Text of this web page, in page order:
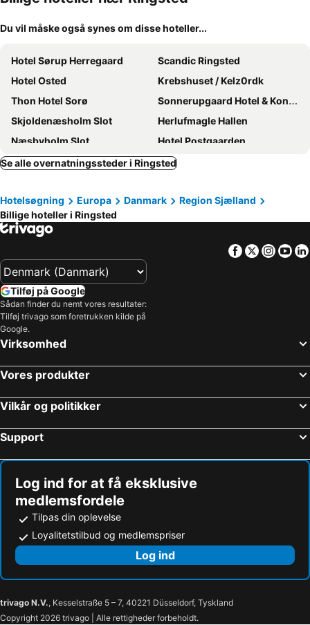
Du vil måske også synes om disse hoteller...
Hotel Sørup Herregaard
Scandic Ringsted
Hotel Osted
Krebshuset / Kelz0rdk
Thon Hotel Sorø
Sonnerupgaard Hotel & Konference
Skjoldenæsholm Slot
Herlufmagle Hallen
Næsbyholm Slot
Hotel Postgaarden
Danhostel Sorø Vandrerhjem
Hotel Viby Kro
Se alle overnatningssteder i Ringsted
Hotelsøgning Europa Danmark
Region Sjælland
Billige hoteller i Ringsted
Facebook
Twitter
Tilføj på Google
Sådan finder du nemt vores resultater:
Tilføj trivago som foretrukken kilde på
Google.
Virksomhed
Vores produkter
Vilkår og politikker
Support
Log ind for at få eksklusive
medlemsfordele
Tilpas din oplevelse
Loyalitetstilbud og medlemspriser
Log ind
trivago N.V., Kesselstraße 5 – 7, 40221 Düsseldorf, Tyskland
Copyright 2026 trivago | Alle rettigheder forbeholdt.